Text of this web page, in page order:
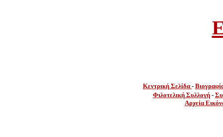
Κεντρική Σελίδα -
Φιλοτελική Συλλογή -
Αρχεία